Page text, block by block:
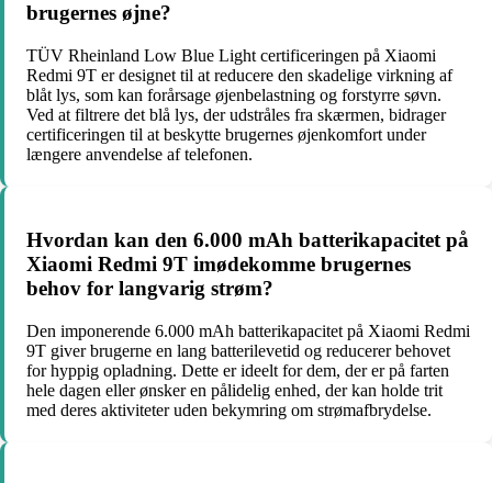
brugernes øjne?
TÜV Rheinland Low Blue Light certificeringen på Xiaomi
Redmi 9T er designet til at reducere den skadelige virkning af
blåt lys, som kan forårsage øjenbelastning og forstyrre søvn.
Ved at filtrere det blå lys, der udstråles fra skærmen, bidrager
certificeringen til at beskytte brugernes øjenkomfort under
længere anvendelse af telefonen.
Hvordan kan den 6.000 mAh batterikapacitet på
Xiaomi Redmi 9T imødekomme brugernes
behov for langvarig strøm?
Den imponerende 6.000 mAh batterikapacitet på Xiaomi Redmi
9T giver brugerne en lang batterilevetid og reducerer behovet
for hyppig opladning. Dette er ideelt for dem, der er på farten
hele dagen eller ønsker en pålidelig enhed, der kan holde trit
med deres aktiviteter uden bekymring om strømafbrydelse.